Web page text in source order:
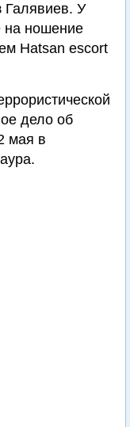
Галявиев. У
на ношение
Hatsan escort
дело об
мая в